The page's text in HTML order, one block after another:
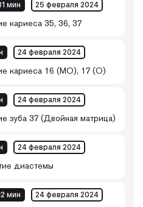
мин 25 февраля 2024
кариеса 35, 36, 37
24 февраля 2024
кариеса 16 (МО), 17 (О)
24 февраля 2024
зуба 37 (Двойная матрица)
24 февраля 2024
диастемы
мин 24 февраля 2024